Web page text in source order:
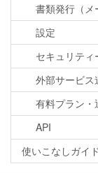
書類発行（メ
設定
セキュリティ
外部サービ
有料プラン・
API
使いこなしガイド